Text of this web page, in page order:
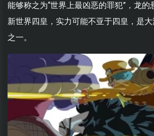
能够称之为“世界上最凶恶的罪犯”，龙的
新世界四皇，实力可能不亚于四皇，是
之一。